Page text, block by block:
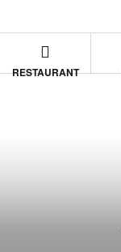
RESTAURANT